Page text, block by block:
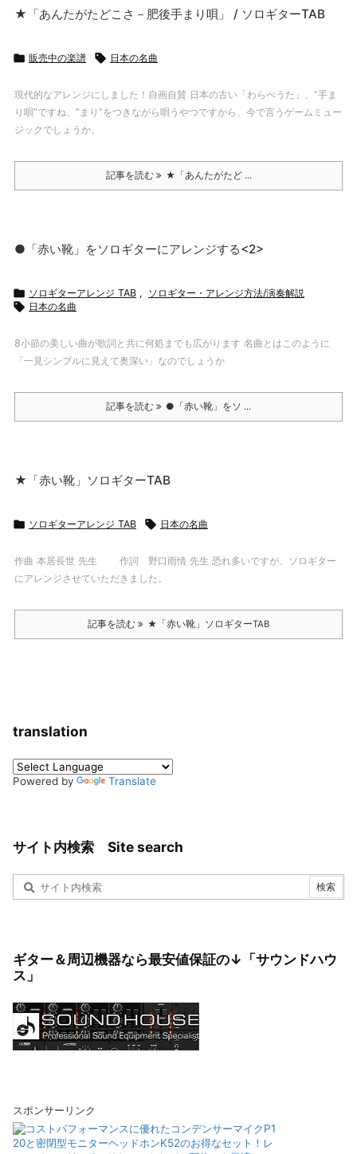
★「あんたがたどこさ－肥後手まり唄」 / ソロギターTAB
 販売中の楽譜  日本の名曲
現代的なアレンジにしました！自画自賛 日本の古い「わらべうた」、”手ま
り唄”ですね、”まり”をつきながら唄うやつですから、今で言うゲームミュー
ジックでしょうか。
記事を読む ★「あんたがたど ...
●「赤い靴」をソロギターにアレンジする<2>
 ソロギターアレンジ TAB , ソロギター・アレンジ方法/演奏解説
 日本の名曲
8小節の美しい曲が歌詞と共に何処までも広がります 名曲とはこのように
「一見シンプルに見えて奥深い」なのでしょうか
記事を読む ●「赤い靴」をソ ...
★「赤い靴」ソロギターTAB
 ソロギターアレンジ TAB  日本の名曲
作曲 本居長世 先生 作詞 野口雨情 先生 恐れ多いですが、ソロギター
にアレンジさせていただきました。
記事を読む ★「赤い靴」ソロギターTAB
translation
Powered by Translate
サイト内検索 Site search
ギター＆周辺機器なら最安値保証の↓「サウンドハウ
ス」
スポンサーリンク